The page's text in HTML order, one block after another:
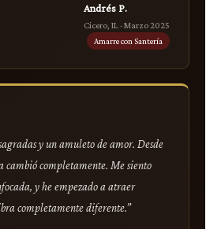
Andrés P.
Cicero, IL · Marzo 2025
Amarre con Santería
y un amuleto de amor. Desde
cambió completamente. Me siento
y he empezado a atraer
completamente diferente.”